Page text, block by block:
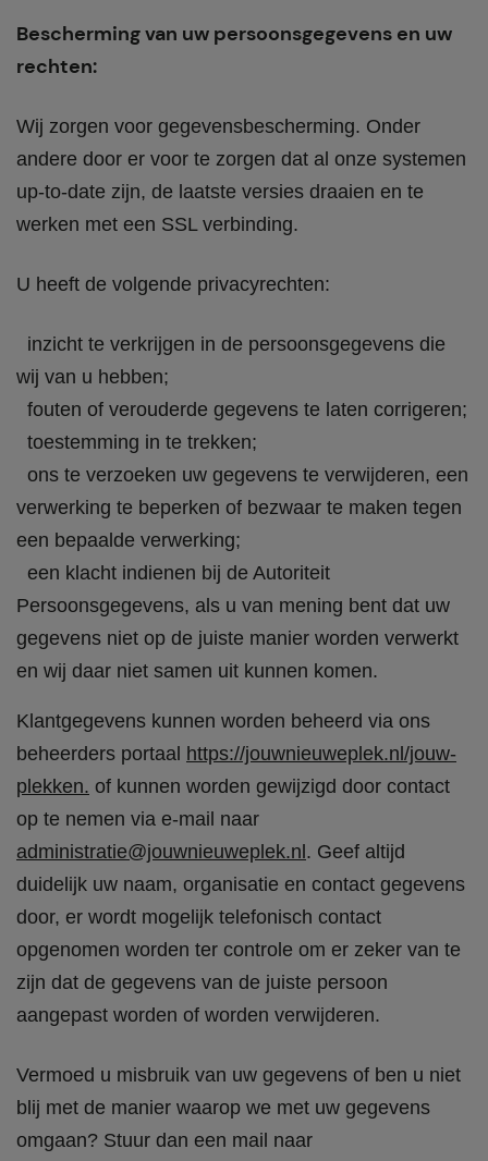
Bescherming van uw persoonsgegevens en uw
rechten:
Wij zorgen voor gegevensbescherming. Onder
andere door er voor te zorgen dat al onze systemen
up-to-date zijn, de laatste versies draaien en te
werken met een SSL verbinding.
U heeft de volgende privacyrechten:
inzicht te verkrijgen in de persoonsgegevens die
wij van u hebben;
fouten of verouderde gegevens te laten corrigeren;
toestemming in te trekken;
ons te verzoeken uw gegevens te verwijderen, een
verwerking te beperken of bezwaar te maken tegen
een bepaalde verwerking;
een klacht indienen bij de Autoriteit
Persoonsgegevens, als u van mening bent dat uw
gegevens niet op de juiste manier worden verwerkt
en wij daar niet samen uit kunnen komen.
Klantgegevens kunnen worden beheerd via ons
beheerders portaal https://jouwnieuweplek.nl/jouw-
plekken. of kunnen worden gewijzigd door contact
op te nemen via e-mail naar
administratie@jouwnieuweplek.nl . Geef altijd
duidelijk uw naam, organisatie en contact gegevens
door, er wordt mogelijk telefonisch contact
opgenomen worden ter controle om er zeker van te
zijn dat de gegevens van de juiste persoon
aangepast worden of worden verwijderen.
Vermoed u misbruik van uw gegevens of ben u niet
blij met de manier waarop we met uw gegevens
omgaan? Stuur dan een mail naar